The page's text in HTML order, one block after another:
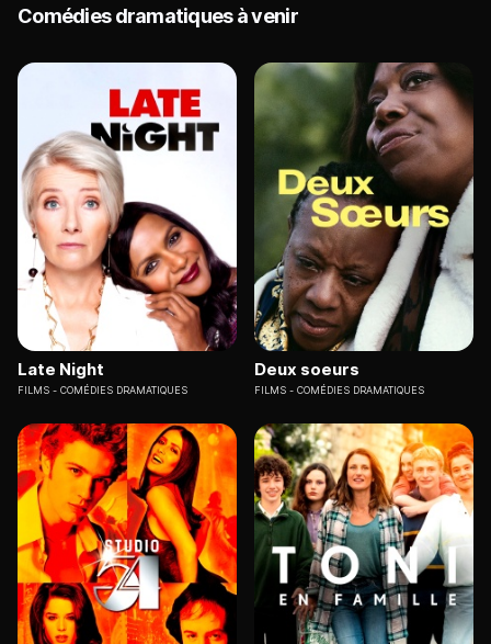
Comédies dramatiques à venir
Late Night
FILMS COMÉDIES DRAMATIQUES
Deux soeurs
FILMS COMÉDIES DRAMATIQUES